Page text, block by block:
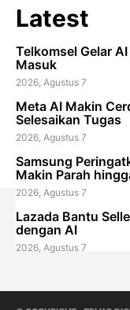
Latest
Telkomsel Gelar
Masuk
2026, Agustus 7
Meta AI Makin
Selesaikan Tugas
2026, Agustus 7
Samsung
Makin Parah
2026, Agustus 7
Lazada Bantu
dengan AI
2026, Agustus 7